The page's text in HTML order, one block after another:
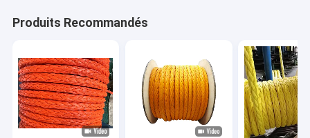
Produits Recommandés